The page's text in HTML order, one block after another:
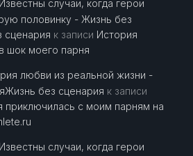
случаи, когда герои
половинку - Жизнь без
сценария к записи История
шок моего парня
любви из реальной жизни -
без сценария к записи
приключилась с моим парням на
случаи, когда герои